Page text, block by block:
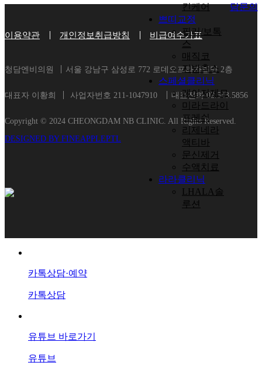
킨케어
쁘띠교정
필러/보톡
스
매직코
지방축소
스페셜클리닉
레이저제모
미라드라이
프레쉬
리제네라
액티바
문신제거
수액치료
라라클리닉
LHALA솔
루션
담문의
이용약관 개인정보취급방침 비급여수가표
청담엔비의원 서울 강남구 삼성로 772 로데오프라자빌딩 2층
대표자 이황희 사업자번호 211-1047910 대표전화 02.543.5856
Copyright © 2024 CHEONGDAM NB CLINIC. All Rights Reserved.
DESIGNED BY FINEAPPLEPTL
카톡상담·예약
카톡상담
유튜브 바로가기
유튜브